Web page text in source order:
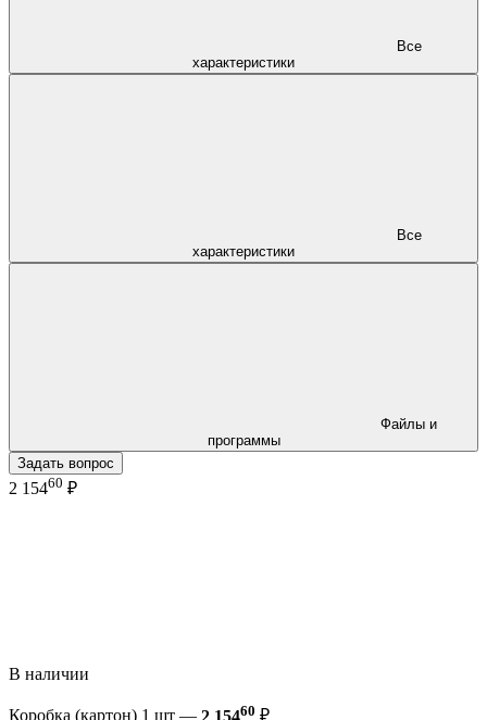
характеристики
характеристики
программы
Задать вопрос
2 15460 ₽
В наличии
Коробка (картон) 1 шт — 2 15460 ₽